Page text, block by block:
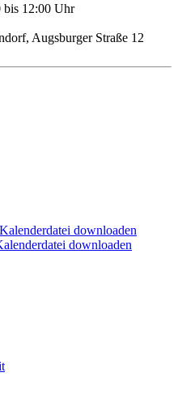
bis 12:00 Uhr
Augsburger Straße 12
downloaden
downloaden